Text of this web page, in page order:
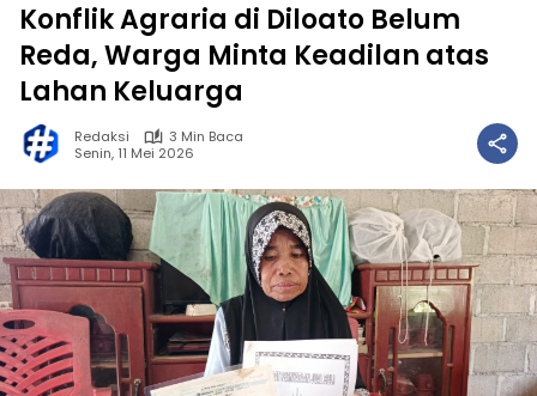
Konflik Agraria di Diloato Belum
Reda, Warga Minta Keadilan atas
Lahan Keluarga
Redaksi
3 Min Baca
Senin, 11 Mei 2026